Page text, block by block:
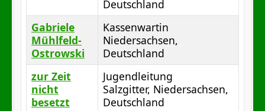
Deutschland
Gabriele
Mühlfeld-
Ostrowski
Kassenwartin
Niedersachsen,
Deutschland
zur Zeit
nicht
besetzt
Jugendleitung
Salzgitter, Niedersachsen,
Deutschland